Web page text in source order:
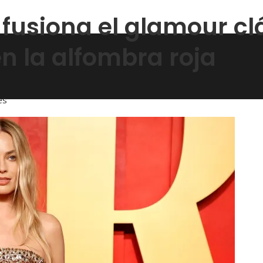
el glamour
la alfombra roja